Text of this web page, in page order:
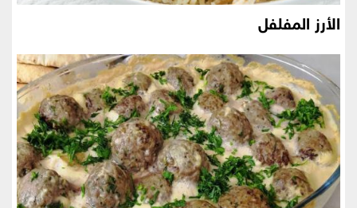
الأرز المفلفل